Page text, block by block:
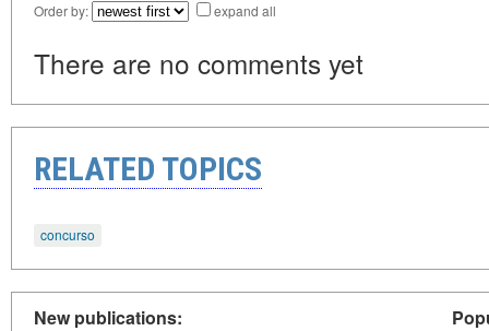
Order by: expand all
There are no comments yet
RELATED TOPICS
concurso
New publications: